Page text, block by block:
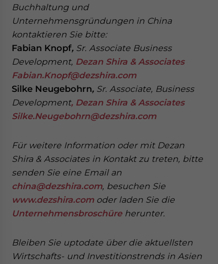
Buchhaltung und
Unternehmensgründungen in China
kontaktieren Sie bitte:
Fabian Knopf, Sr. Associate Business
Development, Dezan Shira & Associates
Fabian.Knopf@dezshira.com
Silke Neugebohrn, Sr. Associate, Business
Development, Dezan Shira & Associates
Silke.Neugebohrn@dezshira.com
Für weitere Information oder mit Dezan
Shira & Associates in Kontakt zu treten, bitte
senden Sie eine Email an
china@dezshira.com, besuchen Sie
www.dezshira.comoder laden Sie die
Unternehmensbroschüre herunter.
Bleiben Sie uptodate über die aktuellsten
Wirtschafts- und Investitionstrends in Asien